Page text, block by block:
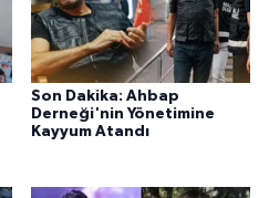
Son Dakika: Ahbap
Derneği'nin Yönetimine
Kayyum Atandı